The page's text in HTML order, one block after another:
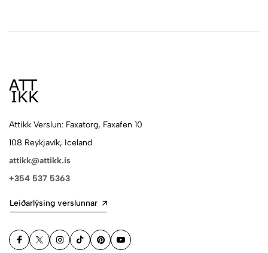
Attikk Verslun: Faxatorg, Faxafen 10
108 Reykjavík, Iceland
attikk@attikk.is
+354 537 5363
Leiðarlýsing verslunnar